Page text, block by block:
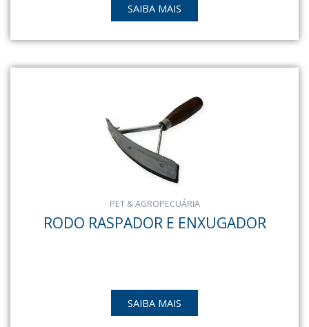
SAIBA MAIS
PET & AGROPECUÁRIA
RODO RASPADOR E ENXUGADOR
SAIBA MAIS